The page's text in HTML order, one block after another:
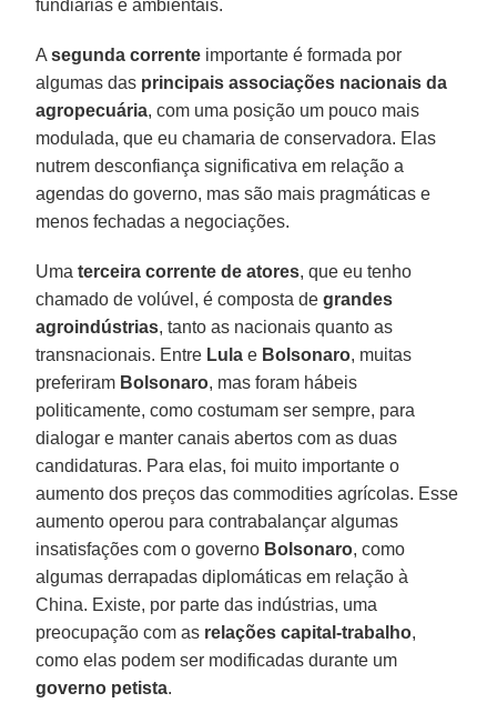
fundiárias e ambientais.
Asegunda corrente importante é formada por
algumas das principais associações nacionais da
agropecuária, com uma posição um pouco mais
modulada, que eu chamaria de conservadora. Elas
nutrem desconfiança significativa em relação a
agendas do governo, mas são mais pragmáticas e
menos fechadas a negociações.
Umaterceira corrente de atores, que eu tenho
chamado de volúvel, é composta degrandes
agroindústrias, tanto as nacionais quanto as
transnacionais. Entre Lula e Bolsonaro, muitas
preferiram Bolsonaro, mas foram hábeis
politicamente, como costumam ser sempre, para
dialogar e manter canais abertos com as duas
candidaturas. Para elas, foi muito importante o
aumento dos preços das commodities agrícolas. Esse
aumento operou para contrabalançar algumas
insatisfações com o governo Bolsonaro, como
algumas derrapadas diplomáticas em relação à
China. Existe, por parte das indústrias, uma
preocupação com as relações capital-trabalho,
como elas podem ser modificadas durante um
governo petista.